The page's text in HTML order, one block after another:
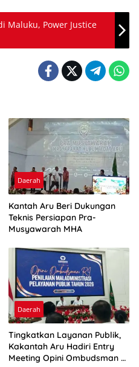
Maluku, Power Justice
Daerah
Kantah Aru Beri Dukungan
Teknis Persiapan Pra-
Musyawarah MHA
Daerah
Tingkatkan Layanan Publik,
Kakantah Aru Hadiri Entry
Meeting Opini Ombudsman RI